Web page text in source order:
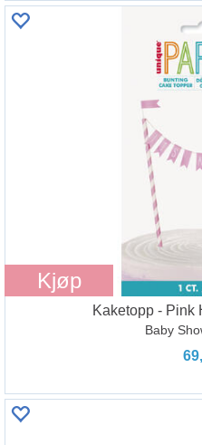
Kjøp
Kaketopp - Pink
Baby